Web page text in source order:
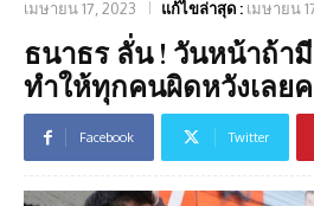
เมษายน 17, 2023 แก้ไขล่าสุด : เมษายน
ธนาธร ลั่น ! วันหน้าถ้า
ทำให้ทุกคนผิดหวังเลย
Facebook Twitter